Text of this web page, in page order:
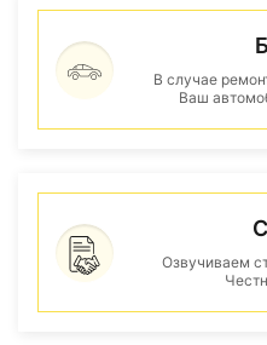
В случае
Ваш
Озвучиваем